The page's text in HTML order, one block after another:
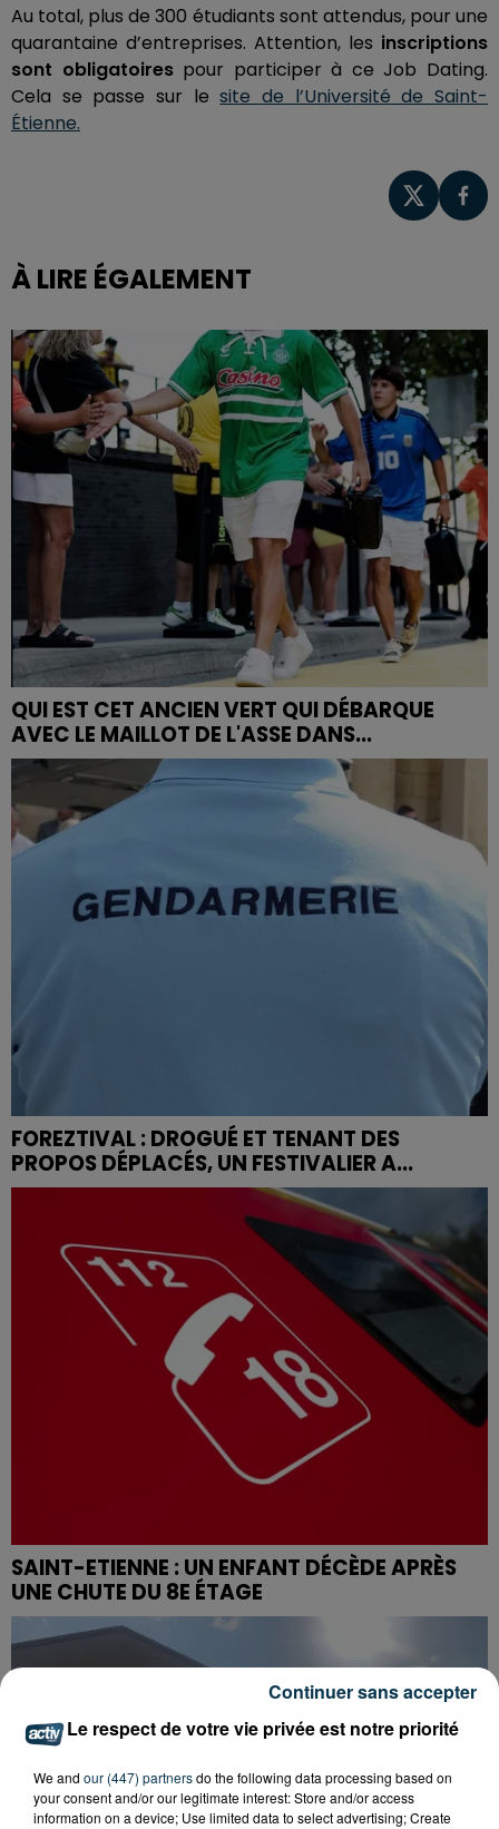
Au total, plus de 300 étudiants sont attendus, pour une
quarantaine d’entreprises. Attention, les inscriptions
sont obligatoirespour participer à ce Job Dating.
Cela se passe sur lesite de l’Université de Saint-
Étienne.
À LIRE ÉGALEMENT
QUI EST CET ANCIEN VERT QUI DÉBARQUE
AVEC LE MAILLOT DE L'ASSE DANS...
FOREZTIVAL : DROGUÉ ET TENANT DES
PROPOS DÉPLACÉS, UN FESTIVALIER A...
SAINT-ETIENNE : UN ENFANT DÉCÈDE APRÈS
UNE CHUTE DU 8E ÉTAGE
Le respect de votre vie privée est notre priorité
We and our (447) partnersdo the following data processing based on
your consent and/or our legitimate interest: Store and/or access
information on a device; Use limited data to select advertising; Create
Continuer sans accepter